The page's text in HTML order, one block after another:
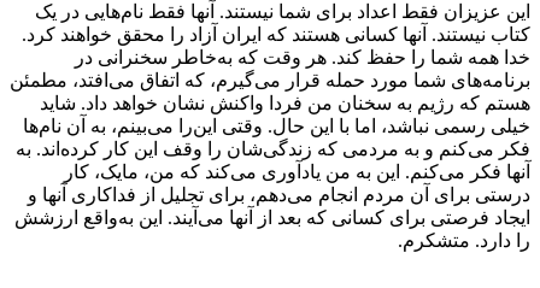
این عزیزان فقط اعداد برای شما نیستند. آنها فقط نام‌هایی در یک
کتاب نیستند. آنها کسانی هستند که ایران آزاد را محقق خواهند کرد.
خدا همه شما را حفظ کند. هر وقت که به‌خاطر سخنرانی در
برنامه‌های شما مورد حمله قرار می‌گیرم، که اتفاق می‌افتد، مطمئن
هستم که رژیم به سخنان من فردا واکنش نشان خواهد داد. شاید
خیلی رسمی نباشد، اما با این حال. وقتی این‌را می‌بینم، به آن نام‌ها
فکر می‌کنم و به مردمی که زندگی‌شان را وقف این کار کرده‌اند. به
آنها فکر می‌کنم. این به من یادآوری می‌کند که من، مایک، کار
درستی برای آن مردم انجام می‌دهم، برای تجلیل از فداکاری آنها و
ایجاد فرصتی برای کسانی که بعد از آنها می‌آیند. این به‌واقع ارزشش
را دارد. متشکرم.